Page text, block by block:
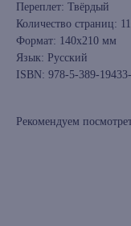
Переплет: Твёрдый
Количество страниц:
Формат: 140х210 мм
Язык: Русский
ISBN: 978-5-389-
Рекомендуем